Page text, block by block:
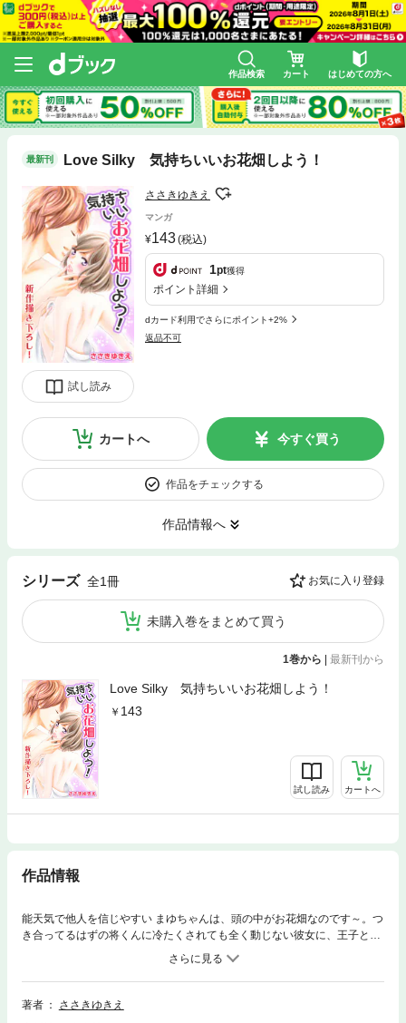
作品検索 カート はじめての方へ
最新刊 Love Silky 気持ちいいお花畑しよう！
試し読み
ささきゆきえ
マンガ
143(税込)
1pt獲得
ポイント詳細
dカード利用でさらにポイント+2%
返品不可
カートへ 今すぐ買う
作品をチェックする
作品情報へ
シリーズ 全1冊 お気に入り登録
未購入巻をまとめて買う
1巻から 最新刊から
Love Silky 気持ちいいお花畑しよう！
143
試し読み カートへ
作品情報
能天気で他人を信じやすい まゆちゃんは、頭の中がお花畑なのです～。つ
き合ってるはずの将くんに冷たくされても全く動じない彼女に、王子と呼
ばれるオトコが近づいてきた！ 彼の本当の狙いは？想いは？関係は…？
かわいい読切ラブ・ストーリー、46P！(この作品はウェブ・マガジン：Lo
ve Silky Vol.23に収録されています。重複購入にご注意ください。)
著者
ささきゆきえ